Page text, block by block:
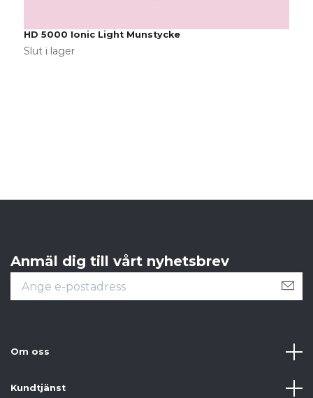
HD 5000 Ionic Light Munstycke
Slut i lager
Anmäl dig till vårt nyhetsbrev
Om oss
Kundtjänst